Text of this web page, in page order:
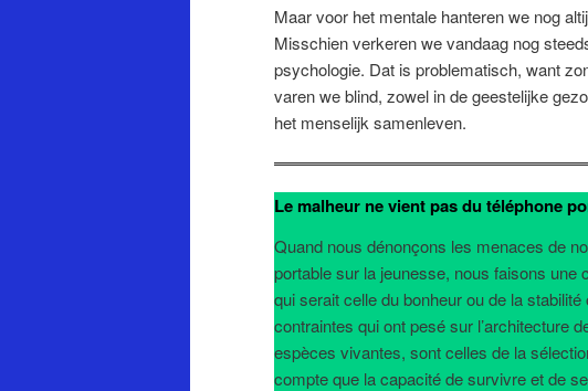
Maar voor het mentale hanteren we nog
Misschien verkeren we vandaag nog
psychologie. Dat is problematisch, want
varen we blind, zowel in de geestelijke
het menselijk samenleven.
Le malheur ne vient pas du téléphone
Quand nous dénonçons les menaces de
portable sur la jeunesse, nous faisons
qui serait celle du bonheur ou de la
contraintes qui ont pesé sur l’architecture
espèces vivantes, sont celles de la
compte que la capacité de survivre et de